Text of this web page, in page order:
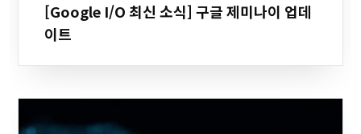
[Google I/O 최신 소식] 구글 제미나이 업데
이트